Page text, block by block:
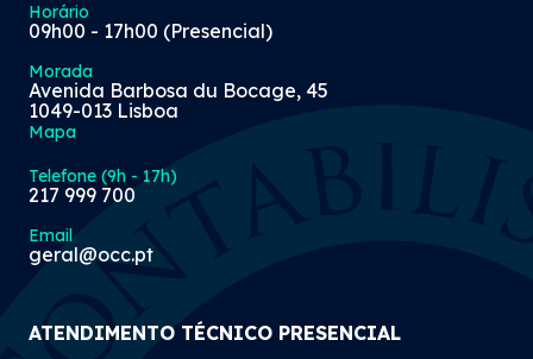
Horário
09h00 - 17h00 (Presencial)
Morada
Avenida Barbosa du Bocage, 45
1049-013 Lisboa
Mapa
Telefone (9h - 17h)
217 999 700
Email
geral@occ.pt
ATENDIMENTO TÉCNICO PRESENCIAL